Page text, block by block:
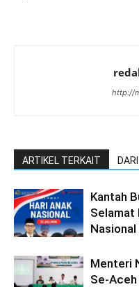
http://
ARTIKEL TERKAIT
Kantah
Selamat
Menteri
Se-